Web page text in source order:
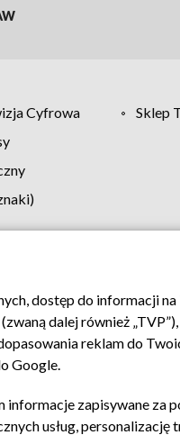
Cyfrowa
Sklep
Kontakt
dostęp do informacji
dalej również „TVP”),
reklam do
Google.
informacje zapisywane za
usług, personalizację